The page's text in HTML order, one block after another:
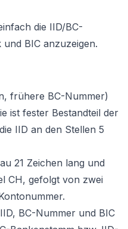
die IID/BC-
BIC anzuzeigen.
frühere BC-Nummer)
ist fester Bestandteil der
IID an den Stellen 5
21 Zeichen lang und
CH, gefolgt von zwei
BC-Nummer und BIC